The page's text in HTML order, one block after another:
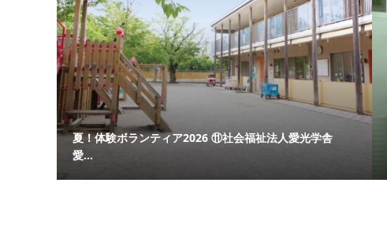
夏！体験ボランティア2026 ⑪社会福祉法人愛光学舎
愛...